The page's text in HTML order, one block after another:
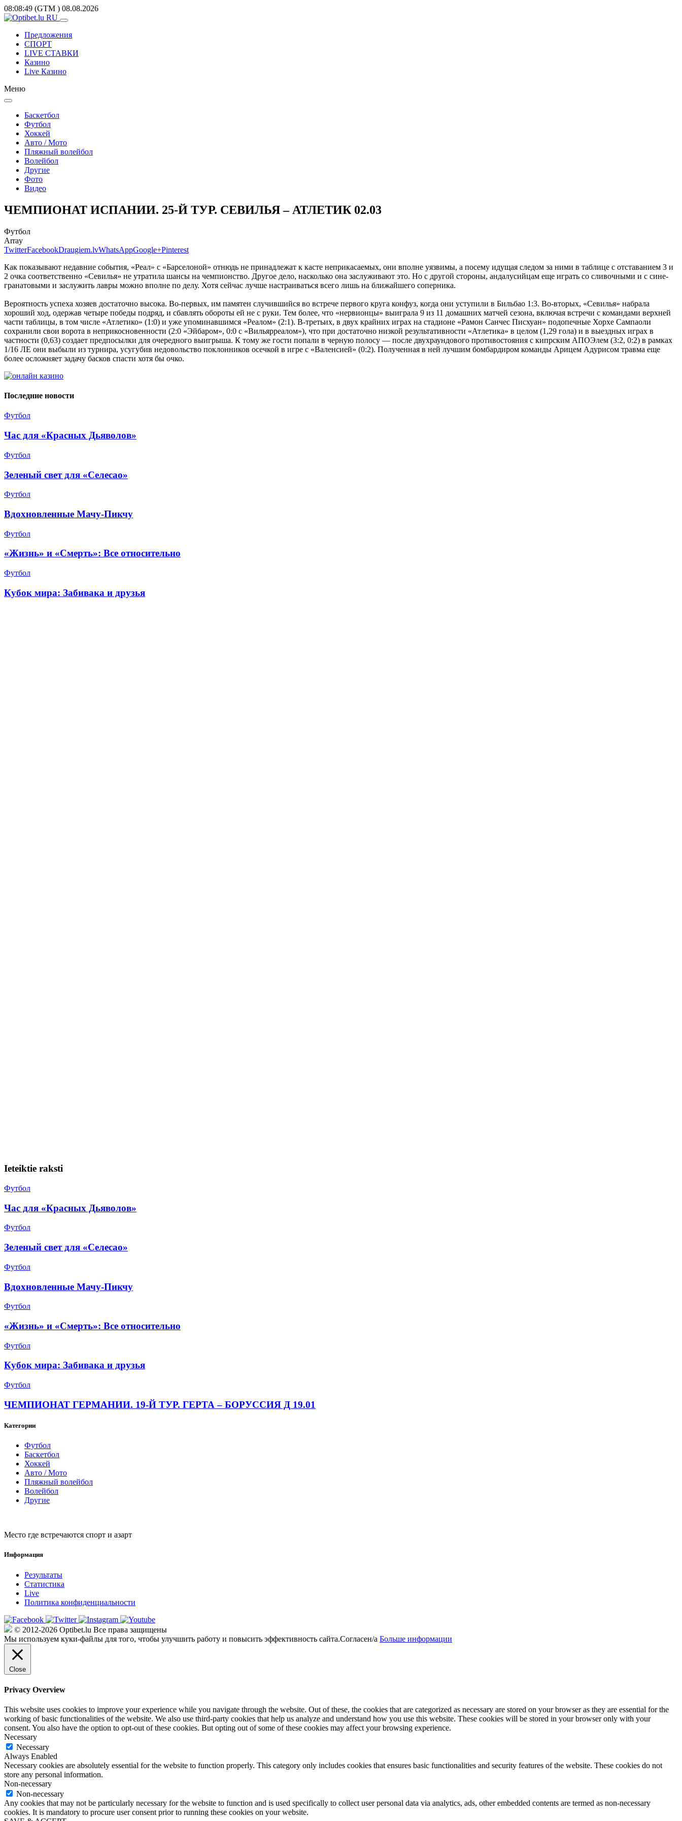
08:08:49 (GTM ) 08.08.2026
Предложения
СПОРТ
LIVE СТАВКИ
Казино
Live Казино
Меню
Баскетбол
Футбол
Хоккей
Авто / Мото
Пляжный волейбол
Волейбол
Другие
Фото
Видео
ЧЕМПИОНАТ ИСПАНИИ. 25-Й ТУР. СЕВИЛЬЯ – АТЛЕТИК 02.03
Футбол
Array
TwitterFacebookDraugiem.lvWhatsAppGoogle+Pinterest
Как показывают недавние события, «Реал» с «Барселоной» отнюдь не принадлежат к касте неприкасаемых, они вполне уязвимы, а посему идущая следом за ними в таблице с отставанием 3 и
2 очка соответственно «Севилья» не утратила шансы на чемпионство. Другое дело, насколько она заслуживают это. Но с другой стороны, андалусийцам еще играть со сливочными и с сине-
гранатовыми и заслужить лавры можно вполне по делу. Хотя сейчас лучше настраиваться всего лишь на ближайшего соперника.
Вероятность успеха хозяев достаточно высока. Во-первых, им памятен случившийся во встрече первого круга конфуз, когда они уступили в Бильбао 1:3. Во-вторых, «Севилья» набрала
хороший ход, одержав четыре победы подряд, и сбавлять обороты ей не с руки. Тем более, что «нервионцы» выиграла 9 из 11 домашних матчей сезона, включая встречи с командами верхней
части таблицы, в том числе «Атлетико» (1:0) и уже упоминавшимся «Реалом» (2:1). В-третьих, в двух крайних играх на стадионе «Рамон Санчес Писхуан» подопечные Хорхе Сампаоли
сохранили свои ворота в неприкосновенности (2:0 «Эйбаром», 0:0 с «Вильярреалом»), что при достаточно низкой результативности «Атлетика» в целом (1,29 гола) и в выездных играх в
частности (0,63) создает предпосылки для очередного выигрыша. К тому же гости попали в черную полосу — после двухраундового противостояния с кипрским АПОЭлем (3:2, 0:2) в рамках
1/16 ЛЕ они выбыли из турнира, усугубив недовольство поклонников осечкой в игре с «Валенсией» (0:2). Полученная в ней лучшим бомбардиром команды Арицем Адурисом травма еще
более осложняет задачу басков спасти хотя бы очко.
Последние новости
Футбол
Час для «Красных Дьяволов»
Футбол
Зеленый свет для «Селесао»
Футбол
Вдохновленные Мачу-Пикчу
Футбол
«Жизнь» и «Смерть»: Все относительно
Футбол
Кубок мира: Забивака и друзья
Ieteiktie raksti
Футбол
Час для «Красных Дьяволов»
Футбол
Зеленый свет для «Селесао»
Футбол
Вдохновленные Мачу-Пикчу
Футбол
«Жизнь» и «Смерть»: Все относительно
Футбол
Кубок мира: Забивака и друзья
Футбол
ЧЕМПИОНАТ ГЕРМАНИИ. 19-Й ТУР. ГЕРТА – БОРУССИЯ Д 19.01
Категории
Футбол
Баскетбол
Хоккей
Авто / Мото
Пляжный волейбол
Волейбол
Другие
Место где встречаются спорт и азарт
Информация
Результаты
Статистика
Live
Политика конфиденциальности
© 2012-2026 Optibet.lu Все права защищены
Мы используем куки-файлы для того, чтобы улучшить работу и повысить эффективность сайта.Согласен/а Больше информации
Close
Privacy Overview
This website uses cookies to improve your experience while you navigate through the website. Out of these, the cookies that are categorized as necessary are stored on your browser as they are essential for the
working of basic functionalities of the website. We also use third-party cookies that help us analyze and understand how you use this website. These cookies will be stored in your browser only with your
consent. You also have the option to opt-out of these cookies. But opting out of some of these cookies may affect your browsing experience.
Necessary
Necessary
Always Enabled
Necessary cookies are absolutely essential for the website to function properly. This category only includes cookies that ensures basic functionalities and security features of the website. These cookies do not
store any personal information.
Non-necessary
Non-necessary
Any cookies that may not be particularly necessary for the website to function and is used specifically to collect user personal data via analytics, ads, other embedded contents are termed as non-necessary
cookies. It is mandatory to procure user consent prior to running these cookies on your website.